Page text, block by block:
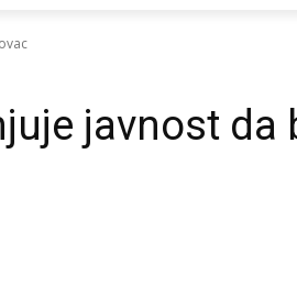
javnost da